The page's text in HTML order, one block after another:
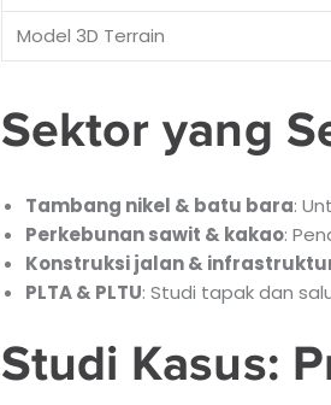
Model 3D Terrain
Sektor yang
Tambang nikel & batu bara:
Perkebunan sawit & kakao:
Konstruksi jalan &
PLTA & PLTU: Studi tapak dan
Studi Kasus: